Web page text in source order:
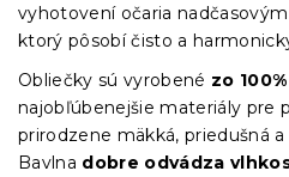
vyhotovení očaria nadčasovým
ktorý pôsobí čisto a
Obliečky sú vyrobené zo
najobľúbenejšie materiály pre
prirodzene mäkká, priedušná
Bavlna dobre odvádza